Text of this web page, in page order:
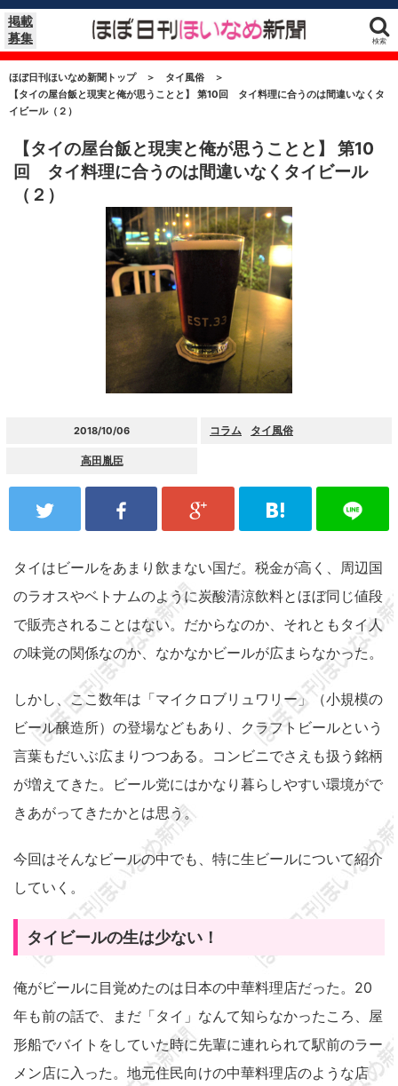
掲載
募集
検索
ほぼ日刊ほいなめ新聞トップ ＞ タイ風俗
＞
【タイの屋台飯と現実と俺が思うことと】 第10回 タイ料理に合うのは間違いなくタ
イビール（２）
【タイの屋台飯と現実と俺が思うことと】 第10
回 タイ料理に合うのは間違いなくタイビール
（２）
2018/10/06 コラム タイ風俗
高田胤臣
タイはビールをあまり飲まない国だ。税金が高く、周辺国
のラオスやベトナムのように炭酸清涼飲料とほぼ同じ値段
で販売されることはない。だからなのか、それともタイ人
の味覚の関係なのか、なかなかビールが広まらなかった。
しかし、ここ数年は「マイクロブリュワリー」（小規模の
ビール醸造所）の登場などもあり、クラフトビールという
言葉もだいぶ広まりつつある。コンビニでさえも扱う銘柄
が増えてきた。ビール党にはかなり暮らしやすい環境がで
きあがってきたかとは思う。
今回はそんなビールの中でも、特に生ビールについて紹介
していく。
タイビールの生は少ない！
俺がビールに目覚めたのは日本の中華料理店だった。20
年も前の話で、まだ「タイ」なんて知らなかったころ、屋
形船でバイトをしていた時に先輩に連れられて駅前のラー
メン店に入った。地元住民向けの中華料理店のような店